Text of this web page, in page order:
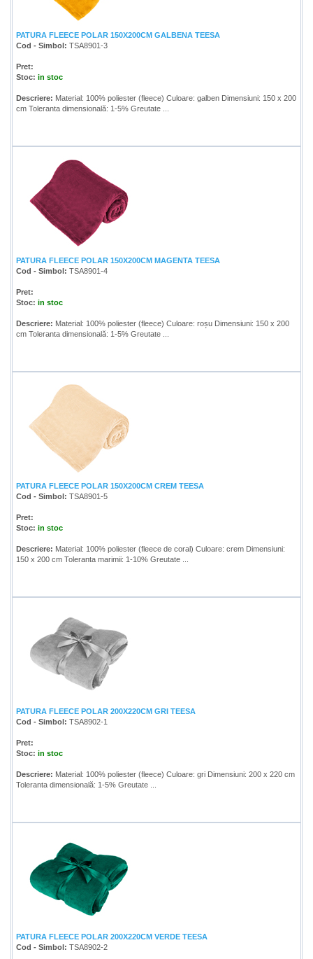
PATURA FLEECE POLAR 150X200CM GALBENA TEESA
Cod - Simbol: TSA8901-3
Pret:
Stoc: in stoc
Descriere: Material: 100% poliester (fleece) Culoare: galben Dimensiuni: 150 x 200
cm Toleranta dimensională: 1-5% Greutate ...
PATURA FLEECE POLAR 150X200CM MAGENTA TEESA
Cod - Simbol: TSA8901-4
Pret:
Stoc: in stoc
Descriere: Material: 100% poliester (fleece) Culoare: roșu Dimensiuni: 150 x 200
cm Toleranta dimensională: 1-5% Greutate ...
PATURA FLEECE POLAR 150X200CM CREM TEESA
Cod - Simbol: TSA8901-5
Pret:
Stoc: in stoc
Descriere: Material: 100% poliester (fleece de coral) Culoare: crem Dimensiuni:
150 x 200 cm Toleranta marimii: 1-10% Greutate ...
PATURA FLEECE POLAR 200X220CM GRI TEESA
Cod - Simbol: TSA8902-1
Pret:
Stoc: in stoc
Descriere: Material: 100% poliester (fleece) Culoare: gri Dimensiuni: 200 x 220 cm
Toleranta dimensională: 1-5% Greutate ...
PATURA FLEECE POLAR 200X220CM VERDE TEESA
Cod - Simbol: TSA8902-2